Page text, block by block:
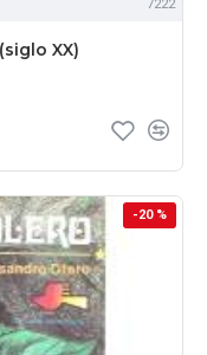
7222
XX)
-20 %